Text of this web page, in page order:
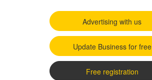
Advertising with us
Update Business for free
Free registration